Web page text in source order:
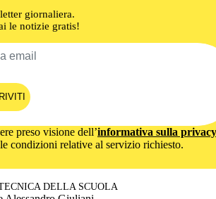
giornaliera.
le notizie gratis!
preso visione dell’informativa sulla privacy
condizioni relative al servizio richiesto.
DELLA SCUOLA